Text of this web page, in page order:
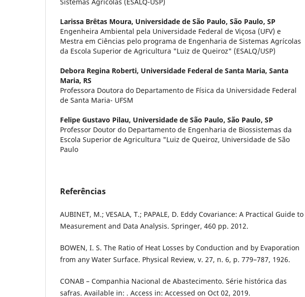
Larissa Brêtas Moura, Universidade de São Paulo, São Paulo, SP
Engenheira Ambiental pela Universidade Federal de Viçosa (UFV) e
Mestra em Ciências pelo programa de Engenharia de Sistemas Agrícolas
da Escola Superior de Agricultura "Luiz de Queiroz" (ESALQ/USP)
Debora Regina Roberti, Universidade Federal de Santa Maria, Santa
Maria, RS
Professora Doutora do Departamento de Física da Universidade Federal
de Santa Maria- UFSM
Felipe Gustavo Pilau, Universidade de São Paulo, São Paulo, SP
Professor Doutor do Departamento de Engenharia de Biossistemas da
Escola Superior de Agricultura "Luiz de Queiroz, Universidade de São
Paulo
Referências
AUBINET, M.; VESALA, T.; PAPALE, D. Eddy Covariance: A Practical Guide to
Measurement and Data Analysis. Springer, 460 pp. 2012.
BOWEN, I. S. The Ratio of Heat Losses by Conduction and by Evaporation
from any Water Surface. Physical Review, v. 27, n. 6, p. 779–787, 1926.
CONAB – Companhia Nacional de Abastecimento. Série histórica das
safras. Available in: . Access in: Accessed on Oct 02, 2019.